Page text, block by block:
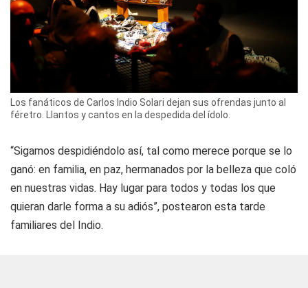
Los fanáticos de Carlos Indio Solari dejan sus ofrendas junto al
féretro. Llantos y cantos en la despedida del ídolo.
“Sigamos despidiéndolo así, tal como merece porque se lo
ganó: en familia, en paz, hermanados por la belleza que coló
en nuestras vidas. Hay lugar para todos y todas los que
quieran darle forma a su adiós”, postearon esta tarde
familiares del Indio.